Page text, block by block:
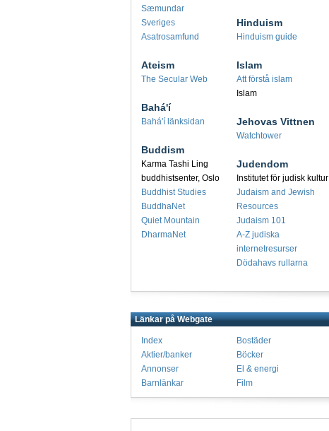
Sæmundar
Sveriges
Asatrosamfund
Ateism
The Secular Web
Bahá'í
Bahá'í länksidan
Buddism
Karma Tashi Ling
buddhistsenter, Oslo
Buddhist Studies
BuddhaNet
Quiet Mountain
DharmaNet
Hinduism
Hinduism guide
Islam
Att förstå islam
Islam
Jehovas Vittnen
Watchtower
Judendom
Institutet för judisk kultur
Judaism and Jewish
Resources
Judaism 101
A-Z judiska
internetresurser
Dödahavs rullarna
Länkar på Webgate
Index
Aktier/banker
Annonser
Barnlänkar
Bostäder
Böcker
El & energi
Film